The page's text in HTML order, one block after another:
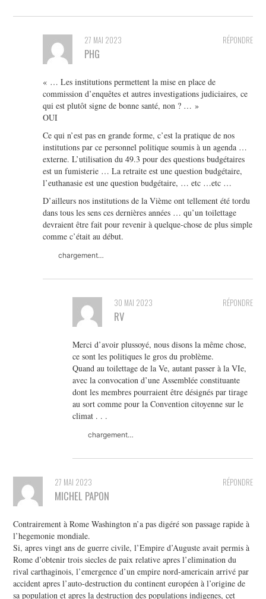
RÉPONDRE
27 MAI 2023
PHG
« … Les institutions permettent la mise en place de
commission d’enquêtes et autres investigations judiciaires, ce
qui est plutôt signe de bonne santé, non ? … »
OUI
Ce qui n’est pas en grande forme, c’est la pratique de nos
institutions par ce personnel politique soumis à un agenda …
externe. L’utilisation du 49.3 pour des questions budgétaires
est un fumisterie … La retraite est une question budgétaire,
l’euthanasie est une question budgétaire, … etc …etc …
D’ailleurs nos institutions de la Vième ont tellement été tordu
dans tous les sens ces dernières années … qu’un toilettage
devraient être fait pour revenir à quelque-chose de plus simple
comme c’était au début.
chargement…
RÉPONDRE
30 MAI 2023
RV
Merci d’avoir plussoyé, nous disons la même chose,
ce sont les politiques le gros du problème.
Quand au toilettage de la Ve, autant passer à la VIe,
avec la convocation d’une Assemblée constituante
dont les membres pourraient être désignés par tirage
au sort comme pour la Convention citoyenne sur le
climat . . .
chargement…
RÉPONDRE
27 MAI 2023
MICHEL PAPON
Contrairement à Rome Washington n’a pas digéré son passage rapide à
l’hegemonie mondiale.
Si, apres vingt ans de guerre civile, l’Empire d’Auguste avait permis à
Rome d’obtenir trois siecles de paix relative apres l’elimination du
rival carthaginois, l’emergence d’un empire nord-americain arrivé par
accident apres l’auto-destruction du continent européen à l’origine de
sa population et apres la destruction des populations indigenes, cet